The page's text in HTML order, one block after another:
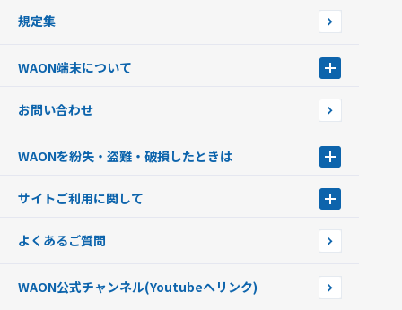
ご当地WAON
G.G WAON
WAONカード・WAONカードプラス
モバイルWAON
提携WAONカード
規定集
WAON端末について
WAONネットステーション
新型WAONステーション
WAONチャージャーmini
お問い合わせ
WAONを紛失・盗難・破損したときは
WAONカードの拾得について
サイトご利用に関して
企業情報
よくあるご質問
WAON公式チャンネル(Youtubeへリンク)